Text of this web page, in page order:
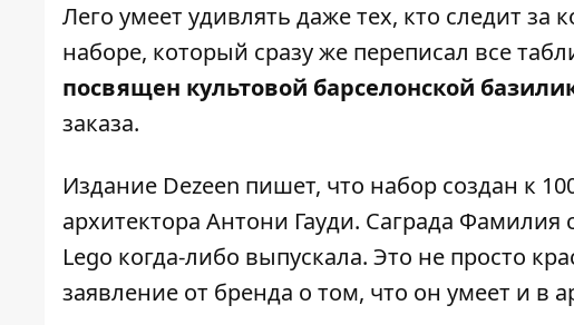
Лего умеет удивлять даже тех, кто следит
наборе, который сразу же переписал все
посвящен культовой барселонской
заказа.
Издание Dezeen пишет, что набор создан к
архитектора Антони Гауди. Саграда
Lego когда-либо выпускала. Это не просто
заявление от бренда о том, что он умеет и в